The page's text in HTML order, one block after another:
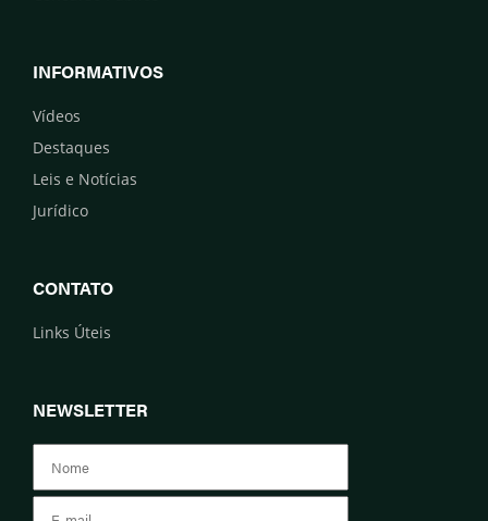
INFORMATIVOS
Vídeos
Destaques
Leis e Notícias
Jurídico
CONTATO
Links Úteis
NEWSLETTER